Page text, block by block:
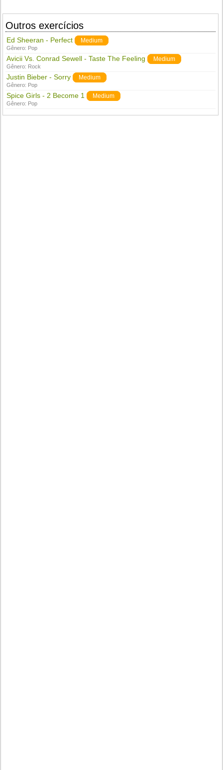
Outros exercícios
Ed Sheeran - Perfect Medium
Gênero: Pop
Avicii Vs. Conrad Sewell - Taste The Feeling Medium
Gênero: Rock
Justin Bieber - Sorry Medium
Gênero: Pop
Spice Girls - 2 Become 1 Medium
Gênero: Pop